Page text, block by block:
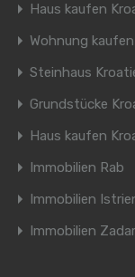
Haus kaufen
Wohnung
Steinhaus
Grundstücke
Haus kaufen
Immobilien Rab
Immobilien
Immobilien Zadar